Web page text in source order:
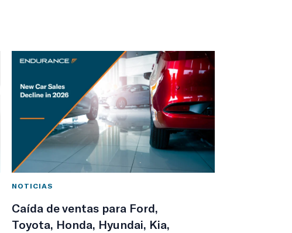
NOTICIAS
Caída de ventas para Ford,
Toyota, Honda, Hyundai, Kia,